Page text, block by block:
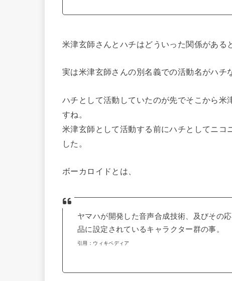
米津玄師さんとハチはどういった関係がある
実は米津玄師さんの別名義での活動名がハチ
ハチとして活動していたのが先でそこから
すね。
米津玄師として活動する前にハチとしてニコ
した。
ボーカロイドとは、
ヤマハが開発した音声合成技術、及びその
品に設定されているキャラクター群の事。
引用：ウィキペディア